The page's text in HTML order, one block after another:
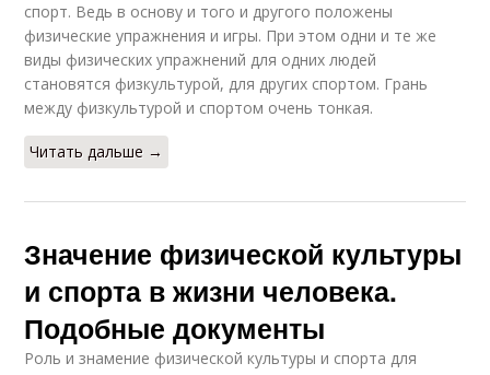
спорт. Ведь в основу и того и другого положены
физические упражнения и игры. При этом одни и те же
виды физических упражнений для одних людей
становятся физкультурой, для других спортом. Грань
между физкультурой и спортом очень тонкая.
Читать дальше →
Значение физической культуры
и спорта в жизни человека.
Подобные документы
Роль и знамение физической культуры и спорта для